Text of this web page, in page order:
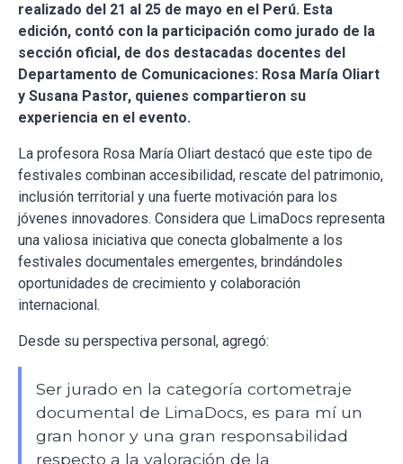
realizado del 21 al 25 de mayo en el Perú. Esta
edición, contó con la participación como jurado de la
sección oficial, de dos destacadas docentes del
Departamento de Comunicaciones: Rosa María Oliart
y Susana Pastor, quienes compartieron su
experiencia en el evento.
La profesora Rosa María Oliart destacó que este tipo de
festivales combinan accesibilidad, rescate del patrimonio,
inclusión territorial y una fuerte motivación para los
jóvenes innovadores. Considera que LimaDocs representa
una valiosa iniciativa que conecta globalmente a los
festivales documentales emergentes, brindándoles
oportunidades de crecimiento y colaboración
internacional.
Desde su perspectiva personal, agregó:
Ser jurado en la categoría cortometraje
documental de LimaDocs, es para mí un
gran honor y una gran responsabilidad
respecto a la valoración de la